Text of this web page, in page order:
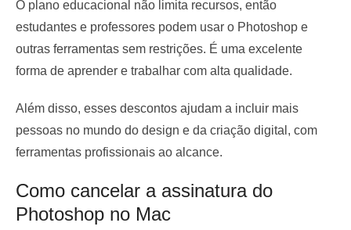
O plano educacional não limita recursos, então
estudantes e professores podem usar o Photoshop e
outras ferramentas sem restrições. É uma excelente
forma de aprender e trabalhar com alta qualidade.
Além disso, esses descontos ajudam a incluir mais
pessoas no mundo do design e da criação digital, com
ferramentas profissionais ao alcance.
Como cancelar a assinatura do
Photoshop no Mac